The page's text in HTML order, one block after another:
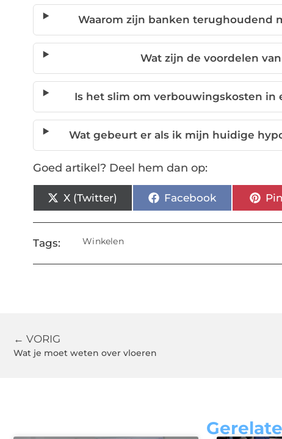
Waarom zijn banken terughoudend
Wat zijn de voordelen
Is het slim om verbouwingskosten
Wat gebeurt er als ik mijn huidige
Goed artikel? Deel hem dan op:
X (Twitter) Facebook
Tags: Winkelen
← VORIG
Wat je moet weten over vloeren